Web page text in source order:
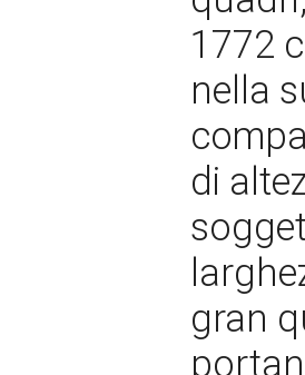
1772
nella
di
gran